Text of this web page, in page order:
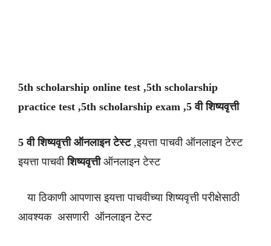
5th scholarship online test ,5th scholarship
practice test ,5th scholarship exam ,5 वी शिष्यवृत्ती
5 वी शिष्यवृत्ती ऑनलाइन टेस्ट ,इयत्ता पाचवी ऑनलाइन टेस्ट
इयत्ता पाचवीशिष्यवृत्तीऑनलाइन टेस्ट
या ठिकाणी आपणास इयत्ता पाचवीच्या शिष्यवृत्ती परीक्षेसाठी
आवश्यक असणारी ऑनलाइन टेस्ट